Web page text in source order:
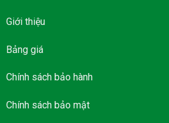
Giới thiệu
Bảng giá
Chính sách bảo hành
Chính sách bảo mật